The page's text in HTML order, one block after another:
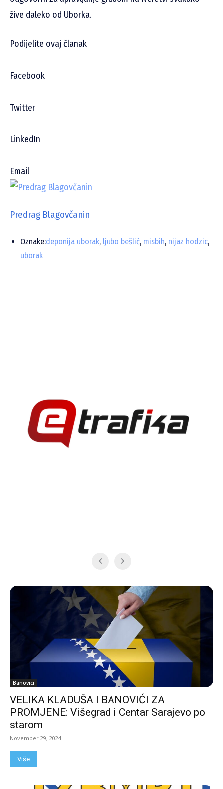
žive daleko od Uborka.
Podijelite ovaj članak
Facebook
Twitter
LinkedIn
Email
Predrag Blagovčanin
Oznake:deponija uborak, ljubo bešlić, misbih, nijaz hodzic,
uborak
Banovici
VELIKA KLADUŠA I BANOVIĆI ZA
PROMJENE: Višegrad i Centar Sarajevo po
starom
November 29, 2024
Više